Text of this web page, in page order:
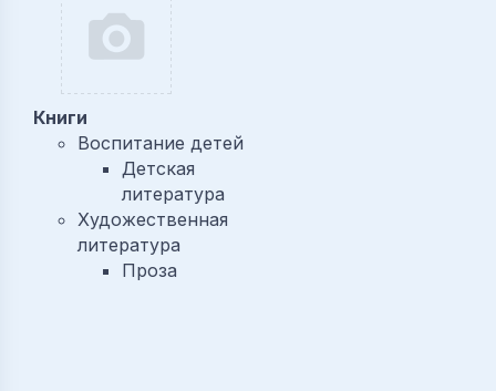
Книги
Воспитание детей
Детская
литература
Художественная
литература
Проза